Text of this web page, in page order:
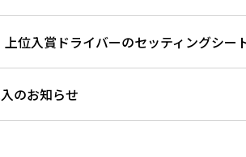
位入賞ドライバーのセッティングシー
のお知らせ